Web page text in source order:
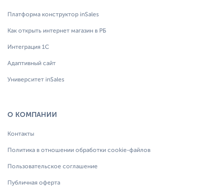
Платформа конструктор inSales
Как открыть интернет магазин в РБ
Интеграция 1С
Адаптивный сайт
Университет inSales
О КОМПАНИИ
Контакты
Политика в отношении обработки cookie-файлов
Пользовательское соглашение
Публичная оферта